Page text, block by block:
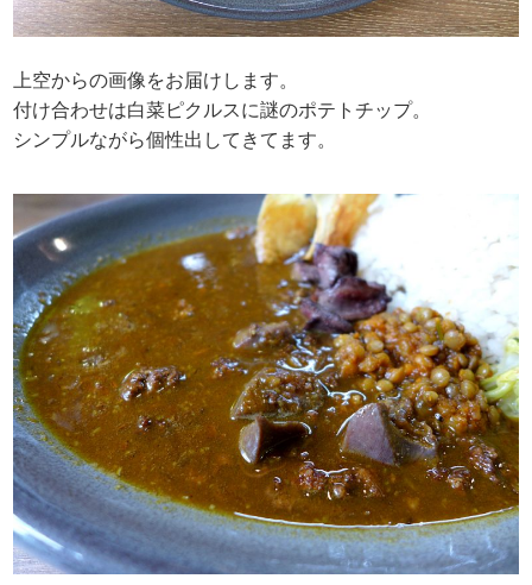
上空からの画像をお届けします。
付け合わせは白菜ピクルスに謎のポテトチップ。
シンプルながら個性出してきてます。